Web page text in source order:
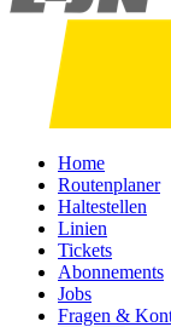
Home
Routenplaner
Haltestellen
Linien
Tickets
Abonnements
Jobs
Fragen &